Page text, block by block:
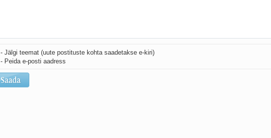
- Jälgi teemat (uute postituste kohta saadetakse e-kiri)
- Peida e-posti aadress